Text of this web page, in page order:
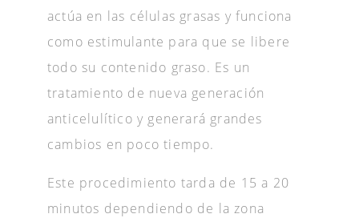
actúa en las células grasas y funciona
como estimulante para que se libere
todo su contenido graso. Es un
tratamiento de nueva generación
anticelulítico y generará grandes
cambios en poco tiempo.
Este procedimiento tarda de 15 a 20
minutos dependiendo de la zona